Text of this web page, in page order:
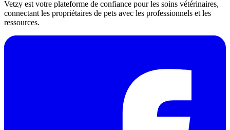
Vetzy est votre plateforme de confiance pour les soins vétérinaires,
connectant les propriétaires de pets avec les professionnels et les
ressources.